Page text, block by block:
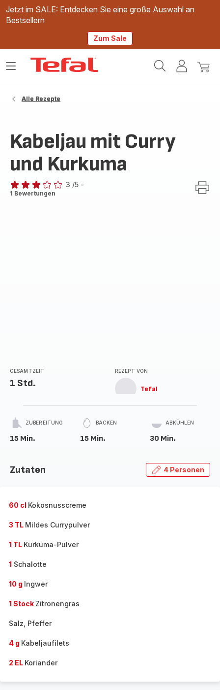
Jetzt im SALE: Entdecken Sie eine große Auswahl an
Bestsellern
Zum Sale
Mein
Mein
Das
Alle Rezepte
Kabeljau mit Curry
und Kurkuma
Bewertung
3 /5 -
1 Bewertungen
GESAMTZEIT
1 Std.
REZEPT VON
Tefal
ZUBEREITUNG
15 Min.
BACKEN
15 Min.
ABKÜHLEN
30 Min.
Zutaten 4 Personen
60 cl Kokosnusscreme
3 TL Mildes Currypulver
1 TL Kurkuma-Pulver
1 Schalotte
10 g Ingwer
1 Stock Zitronengras
Salz, Pfeffer
4 g Kabeljaufilets
2 EL Koriander